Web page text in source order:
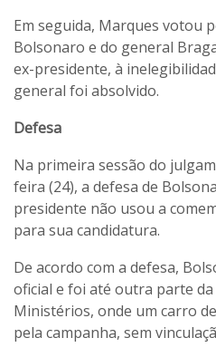
Em seguida, Marques votou
Bolsonaro e do general
ex-presidente, à
general foi absolvido.
Defesa
Na primeira sessão do
feira (24), a defesa de
presidente não usou a
para sua candidatura.
De acordo com a defesa,
oficial e foi até outra parte da
Ministérios, onde um carro
pela campanha, sem